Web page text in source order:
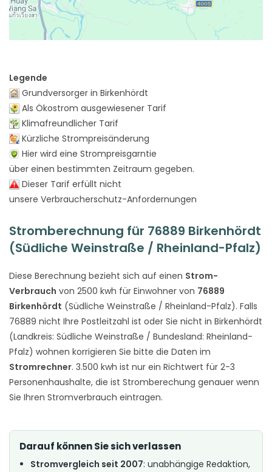
Legende
Grundversorger in Birkenhördt
Als Ökostrom ausgewiesener Tarif
Klimafreundlicher Tarif
Kürzliche Strompreisänderung
Hier wird eine Strompreisgarntie
über einen bestimmten Zeitraum gegeben.
Dieser Tarif erfüllt nicht
unsere Verbraucherschutz-Anfordernungen
Stromberechnung für 76889 Birkenhördt
(Südliche Weinstraße / Rheinland-Pfalz)
Diese Berechnung bezieht sich auf einen Strom-
Verbrauch von 2500 kwh für Einwohner von 76889
Birkenhördt (Südliche Weinstraße / Rheinland-Pfalz). Falls
76889 nicht Ihre Postleitzahl ist oder Sie nicht in Birkenhördt
(Landkreis: Südliche Weinstraße / Bundesland: Rheinland-
Pfalz) wohnen korrigieren Sie bitte die Daten im
Stromrechner. 3.500 kwh ist nur ein Richtwert für 2-3
Personenhaushalte, die ist Stromberechung genauer wenn
Sie Ihren Stromverbrauch eintragen.
Darauf können Sie sich verlassen
Stromvergleich seit 2007: unabhängige Redaktion,